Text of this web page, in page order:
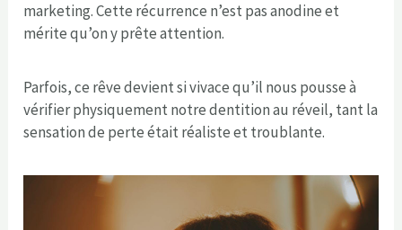
marketing. Cette récurrence n’est pas anodine et
mérite qu’on y prête attention.
Parfois, ce rêve devient si vivace qu’il nous pousse à
vérifier physiquement notre dentition au réveil, tant la
sensation de perte était réaliste et troublante.